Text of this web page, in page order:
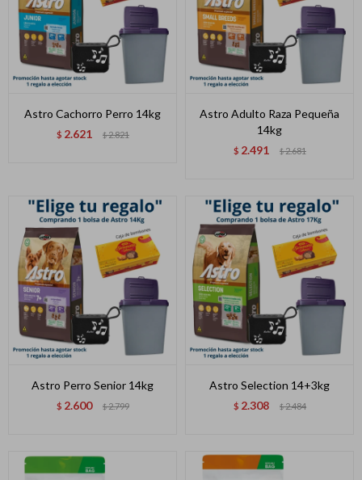
Astro Cachorro Perro 14kg
$ 2.621 $2.821
Astro Adulto Raza Pequeña
14kg
$ 2.491 $2.681
Astro Perro Senior 14kg
$ 2.600 $2.799
Astro Selection 14+3kg
$ 2.308 $2.484